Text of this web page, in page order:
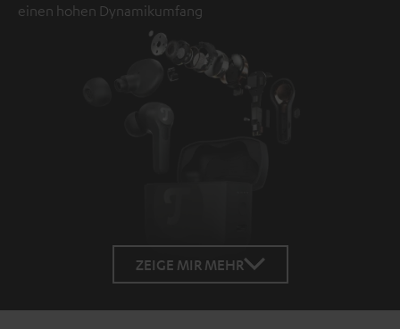
einen hohen Dynamikumfang
ZEIGE MIR MEHR